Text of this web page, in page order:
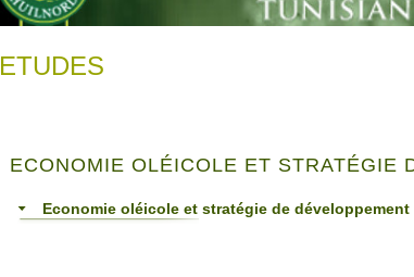
ETUDES
ECONOMIE OLÉICOLE ET STRATÉGIE
Economie oléicole et stratégie de développement